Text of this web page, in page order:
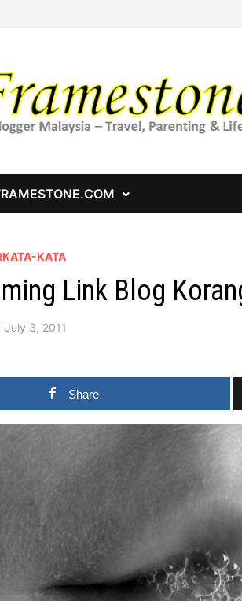
KATA
Link Blog
July 3, 2011
Share